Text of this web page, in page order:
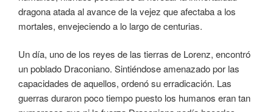
dragona atada al avance de la vejez que afectaba a los
mortales, envejeciendo a lo largo de centurias.
Un día, uno de los reyes de las tierras de Lorenz, encontró
un poblado Draconiano. Sintiéndose amenazado por las
capacidades de aquellos, ordenó su erradicación. Las
guerras duraron poco tiempo puesto los humanos eran tan